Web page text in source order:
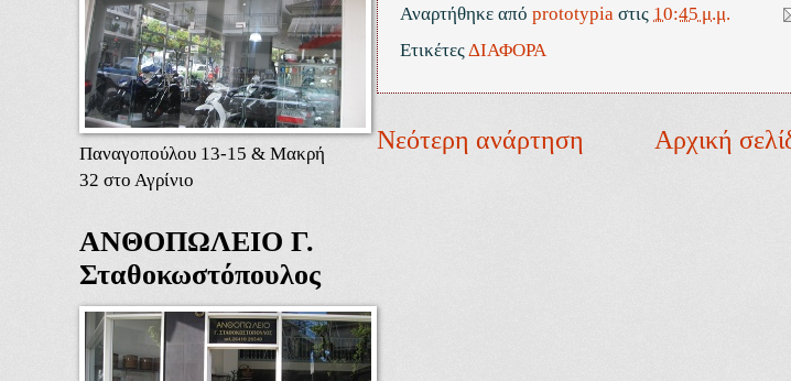
Αναρτήθηκε από prototypia στις 10:45 μ.μ.
ΕτικέτεςΔΙΑΦΟΡΑ
Νεότερη ανάρτηση Αρχική
Παναγοπούλου 13-15 & Μακρή
32 στο Αγρίνιο
ΑΝΘΟΠΩΛΕΙΟ Γ.
Σταθοκωστόπουλος